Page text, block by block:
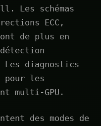
Les schémas
ECC,
de plus en
Les diagnostics
pour les
multi-GPU.
des modes de